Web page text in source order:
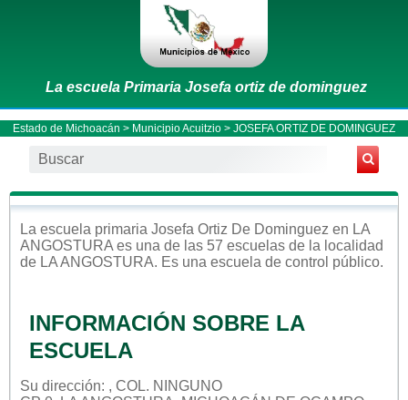
La escuela Primaria Josefa ortiz de dominguez
Estado de Michoacán > Municipio Acuitzio > JOSEFA ORTIZ DE DOMINGUEZ
La escuela primaria Josefa Ortiz De Dominguez en LA
ANGOSTURA es una de las 57 escuelas de la localidad
de LA ANGOSTURA. Es una escuela de control público.
INFORMACIÓN SOBRE LA
ESCUELA
Su dirección: , COL. NINGUNO